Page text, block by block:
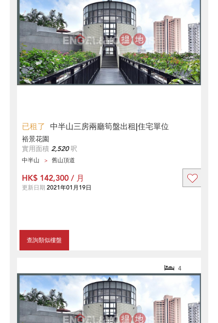
已租了 中半山三房兩廳筍盤出租|住宅單位
裕景花園
實用面積 2,520呎
中半山 舊山頂道
查詢類似樓盤
HK$ 142,300 / 月
更新日期 2021年01月19日
4